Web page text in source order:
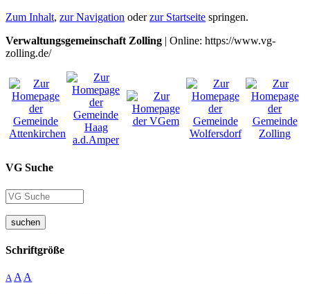
Zum Inhalt, zur Navigation oderzur Startseite springen.
Verwaltungsgemeinschaft Zolling | Online: https://www.vg-
zolling.de/
VG Suche
suchen
Schriftgröße
A A A